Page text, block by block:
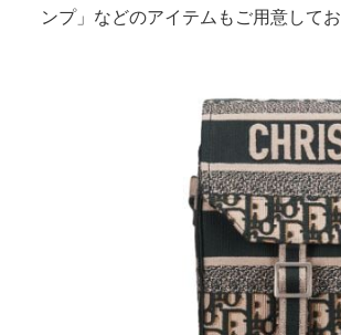
ンプ」などのアイテムもご用意してお